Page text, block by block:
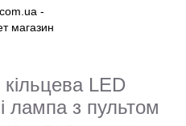
LED
лампа з пультом